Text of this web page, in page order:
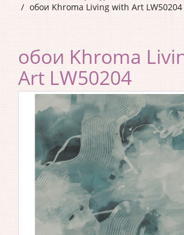
обои Khroma Living with Art LW50204
обои Khroma
Art LW50204